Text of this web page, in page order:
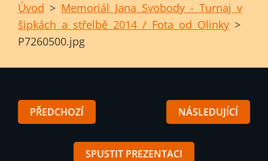
Úvod > Memoriál Jana Svobody - Turnaj v
šipkách a střelbě 2014 / Fota od Olinky >
P7260500.jpg
PŘEDCHOZÍ NÁSLEDUJÍCÍ
SPUSTIT PREZENTACI